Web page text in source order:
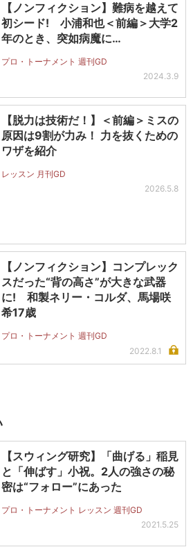
【ノンフィクション】難病を越えて
初シード! 小浦和也＜前編＞大学2
年のとき、突如病魔に…
プロ・トーナメント 週刊GD
2024.3.9
【脱力は技術だ！】＜前編＞ミスの
原因は9割が力み！ 力を抜くための
ワザを紹介
レッスン 月刊GD
2026.5.8
【ノンフィクション】コンプレック
スだった“背の高さ”が大きな武器
に! 和製ネリー・コルダ、馬場咲
希17歳
プロ・トーナメント 週刊GD
2022.8.1
【スウィング研究】「曲げる」稲見
と「伸ばす」小祝。2人の強さの秘
密は“フォロー”にあった
プロ・トーナメント レッスン 週刊GD
2021.5.25